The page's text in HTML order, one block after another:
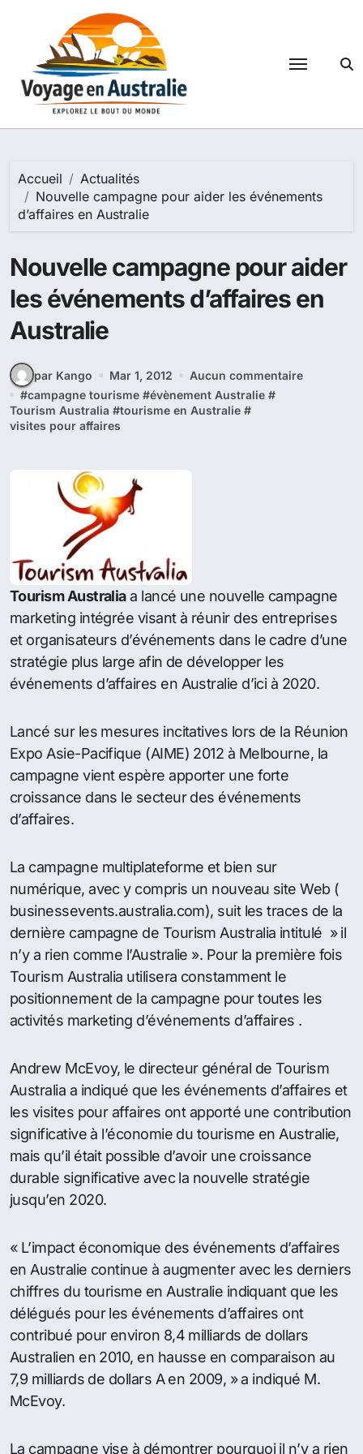
Accueil
Actualités
Nouvelle campagne pour aider les événements
d’affaires en Australie
Nouvelle campagne pour aider
les événements d’affaires en
Australie
par Kango Mar 1, 2012
Aucun commentaire
#campagne tourisme #évènement Australie #
Tourism Australia #tourisme en Australie #
visites pour affaires
Tourism Australiaa lancé une nouvelle campagne
marketing intégrée visant à réunir des entreprises
et organisateurs d’événements dans le cadre d’une
stratégie plus large afin de développer les
événements d’affaires en Australie d’ici à 2020.
Lancé sur les mesures incitatives lors de la Réunion
Expo Asie-Pacifique (AIME) 2012 à Melbourne, la
campagne vient espère apporter une forte
croissance dans le secteur des événements
d’affaires.
La campagne multiplateforme et bien sur
numérique, avec y compris un nouveau site Web (
businessevents.australia.com), suit les traces de la
dernière campagne de Tourism Australia intitulé » il
n’y a rien comme l’Australie ». Pour la première fois
Tourism Australia utilisera constamment le
positionnement de la campagne pour toutes les
activités marketing d’événements d’affaires .
Andrew McEvoy, le directeur général de Tourism
Australia a indiqué que les événements d’affaires et
les visites pour affaires ont apporté une contribution
significative à l’économie du tourisme en Australie,
mais qu’il était possible d’avoir une croissance
durable significative avec la nouvelle stratégie
jusqu’en 2020.
« L’impact économique des événements d’affaires
en Australie continue à augmenter avec les derniers
chiffres du tourisme en Australie indiquant que les
délégués pour les événements d’affaires ont
contribué pour environ 8,4 milliards de dollars
Australien en 2010, en hausse en comparaison au
7,9 milliards de dollars A en 2009, » a indiqué M.
McEvoy.
La campagne vise à démontrer pourquoi il n’y a rien